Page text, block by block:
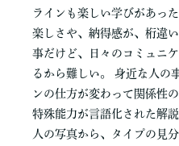
ラインも楽しい学びがあっ
楽しさや、納得感が、桁違
事だけど、日々のコミュニ
るから難しい。 身近な人の
ンの仕方が変わって関係性
特殊能力が言語化された解
人の写真から、タイプの見